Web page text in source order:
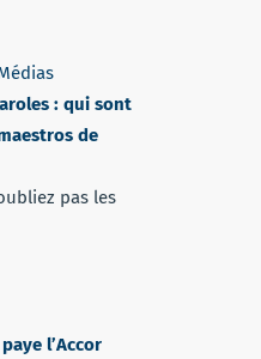
: qui sont
de
pas les
l’Accor